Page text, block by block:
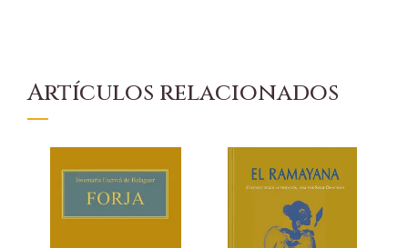
Artículos relacionados